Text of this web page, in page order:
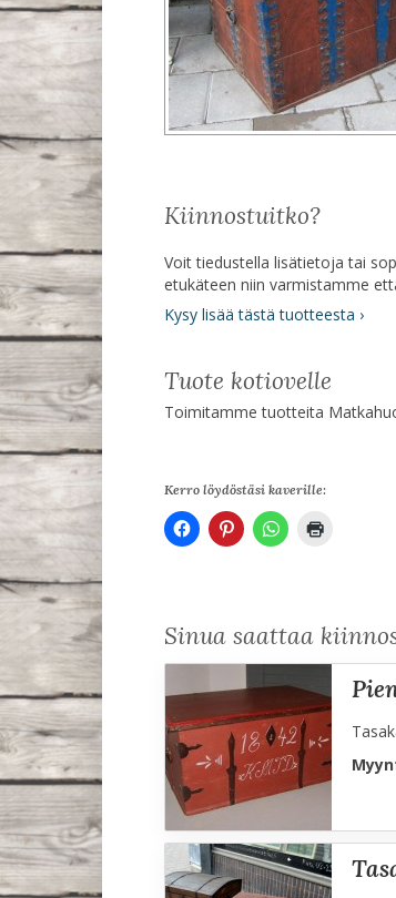
Kiinnostuitko?
Voit tiedustella lisätietoja tai
etukäteen niin varmistamme
Kysy lisää tästä tuotteesta ›
Tuote kotiovelle
Toimitamme tuotteita
Kerro löydöstäsi kaverille:
Sinua saattaa